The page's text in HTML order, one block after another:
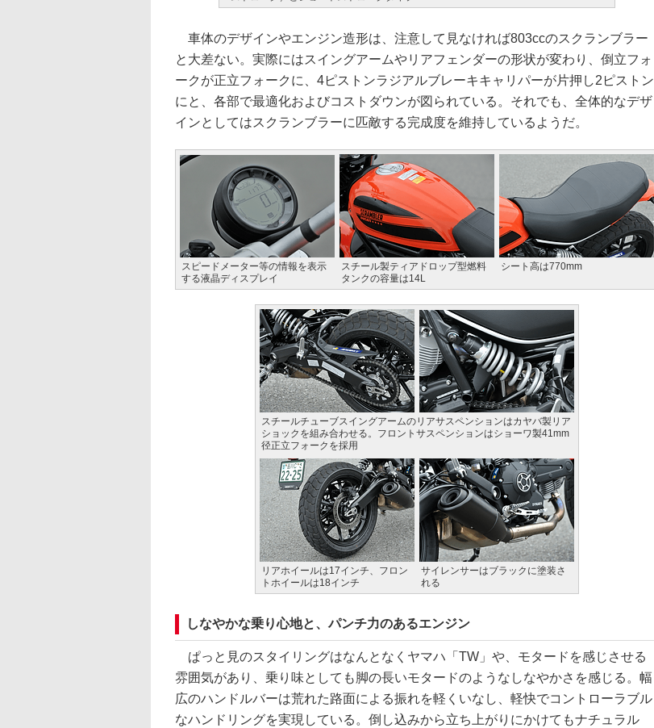
車体のデザインやエンジン造形は、注意して見なければ803ccのスクランブラー
と大差ない。実際にはスイングアームやリアフェンダーの形状が変わり、倒立フォ
ークが正立フォークに、4ピストンラジアルブレーキキャリパーが片押し2ピストン
にと、各部で最適化およびコストダウンが図られている。それでも、全体的なデザ
インとしてはスクランブラーに匹敵する完成度を維持しているようだ。
スピードメーター等の情報を表示
する液晶ディスプレイ
スチール製ティアドロップ型燃料
タンクの容量は14L
シート高は770mm
スチールチューブスイングアームのリアサスペンションはカヤバ製リア
ショックを組み合わせる。フロントサスペンションはショーワ製41mm
径正立フォークを採用
リアホイールは17インチ、フロン
トホイールは18インチ
サイレンサーはブラックに塗装さ
れる
しなやかな乗り心地と、パンチ力のあるエンジン
ぱっと見のスタイリングはなんとなくヤマハ「TW」や、モタードを感じさせる
雰囲気があり、乗り味としても脚の長いモタードのようなしなやかさを感じる。幅
広のハンドルバーは荒れた路面による振れを軽くいなし、軽快でコントローラブル
なハンドリングを実現している。倒し込みから立ち上がりにかけてもナチュラル